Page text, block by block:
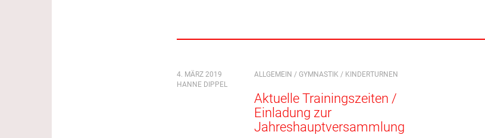
4. MÄRZ 2019
HANNE DIPPEL
ALLGEMEIN / GYMNASTIK / KINDERTURNEN
Aktuelle Trainingszeiten /
Einladung zur
Jahreshauptversammlung